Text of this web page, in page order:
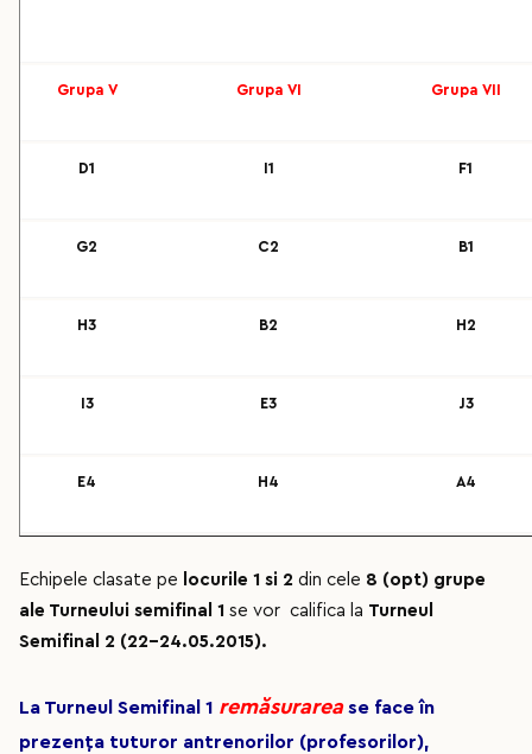
Grupa V Grupa VI Grupa VII
D1 I1 F1
G2 C2 B1
H3 B2 H2
I3 E3 J3
E4 H4 A4
Echipele clasate pe locurile 1 si 2 din cele 8 (opt) grupe
ale Turneului semifinal 1 se vor califica la Turneul
Semifinal 2 (22-24.05.2015).
La Turneul Semifinal 1 remăsurarease face în
prezenţa tuturor antrenorilor (profesorilor),